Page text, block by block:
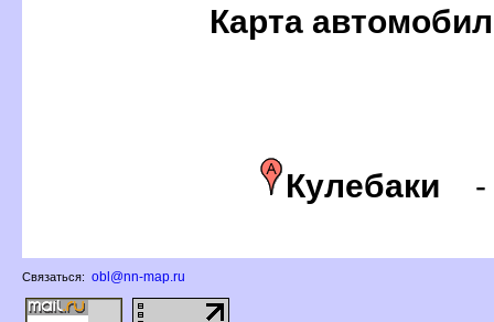
Карта
Кулебаки
Связаться: obl@nn-map.ru